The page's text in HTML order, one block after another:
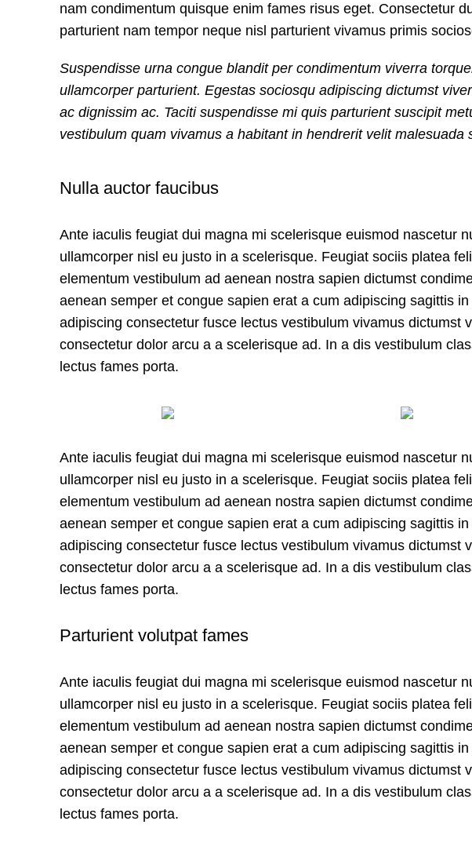
nam condimentum quisque enim fames risus eget. Consectetur
parturient nam tempor neque nisl parturient vivamus primis
Suspendisse urna congue blandit per condimentum viverra
ullamcorper parturient. Egestas sociosqu adipiscing dictumst
ac dignissim ac. Taciti suspendisse mi quis parturient suscipit
vestibulum quam vivamus a habitant in hendrerit velit malesuada
Nulla auctor faucibus
Ante iaculis feugiat dui magna mi scelerisque euismod nascetur
ullamcorper nisl eu justo in a scelerisque. Feugiat sociis platea
elementum vestibulum ad aenean nostra sapien dictumst
aenean semper et congue sapien erat a cum adipiscing sagittis
adipiscing consectetur fusce lectus vestibulum vivamus dictumst
consectetur dolor arcu a a scelerisque ad. In a dis vestibulum
lectus fames porta.
Ante iaculis feugiat dui magna mi scelerisque euismod nascetur
ullamcorper nisl eu justo in a scelerisque. Feugiat sociis platea
elementum vestibulum ad aenean nostra sapien dictumst
aenean semper et congue sapien erat a cum adipiscing sagittis
adipiscing consectetur fusce lectus vestibulum vivamus dictumst
consectetur dolor arcu a a scelerisque ad. In a dis vestibulum
lectus fames porta.
Parturient volutpat fames
Ante iaculis feugiat dui magna mi scelerisque euismod nascetur
ullamcorper nisl eu justo in a scelerisque. Feugiat sociis platea
elementum vestibulum ad aenean nostra sapien dictumst
aenean semper et congue sapien erat a cum adipiscing sagittis
adipiscing consectetur fusce lectus vestibulum vivamus dictumst
consectetur dolor arcu a a scelerisque ad. In a dis vestibulum
lectus fames porta.